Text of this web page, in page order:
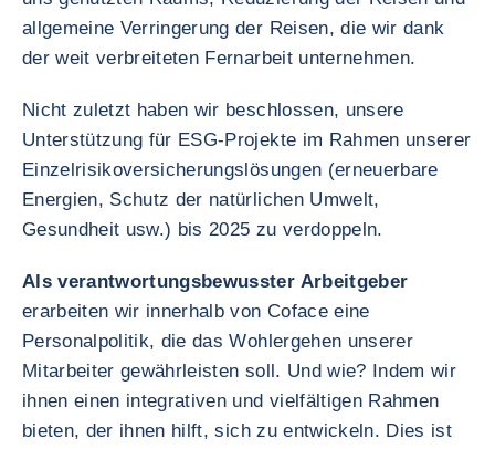
allgemeine Verringerung der Reisen, die wir dank
der weit verbreiteten Fernarbeit unternehmen.
Nicht zuletzt haben wir beschlossen, unsere
Unterstützung für ESG-Projekte im Rahmen unserer
Einzelrisikoversicherungslösungen (erneuerbare
Energien, Schutz der natürlichen Umwelt,
Gesundheit usw.) bis 2025 zu verdoppeln.
Als verantwortungsbewusster Arbeitgeber
erarbeiten wir innerhalb von Coface eine
Personalpolitik, die das Wohlergehen unserer
Mitarbeiter gewährleisten soll. Und wie? Indem wir
ihnen einen integrativen und vielfältigen Rahmen
bieten, der ihnen hilft, sich zu entwickeln. Dies ist